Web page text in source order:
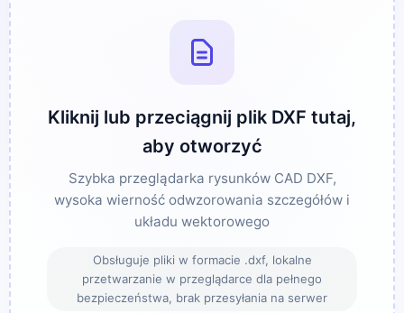
Kliknij lub przeciągnij plik DXF tutaj,
aby otworzyć
Szybka przeglądarka rysunków CAD DXF,
wysoka wierność odwzorowania szczegółów i
układu wektorowego
Obsługuje pliki w formacie .dxf, lokalne
przetwarzanie w przeglądarce dla pełnego
bezpieczeństwa, brak przesyłania na serwer